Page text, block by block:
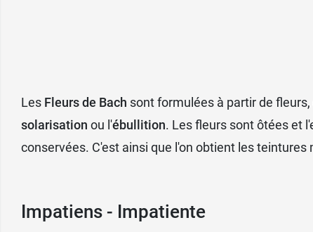
Les Fleurs de Bach sont formulées à partir de
solarisation ou l'ébullition. Les fleurs sont ôtées et
conservées. C'est ainsi que l'on obtient les
Impatiens - Impatiente